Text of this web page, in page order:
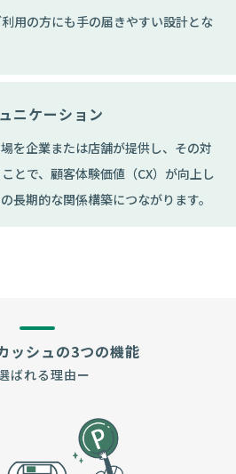
用の方にも手の届きやすい設計とな
ニケーション
を企業または店舗が提供し、その対
とで、顧客体験価値（CX）が向上し
長期的な関係構築につながります。
ッシュの3つの機能
ばれる理由ー